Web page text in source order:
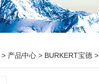
> 产品中心 > BURKERT宝德 >